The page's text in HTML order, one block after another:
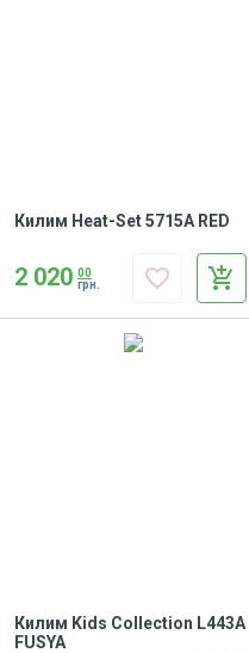
Килим Heat-Set 5715A RED
2 020 00
грн.
add_shopping_cart
favorite_border
Килим Kids Collection L443A
FUSYA